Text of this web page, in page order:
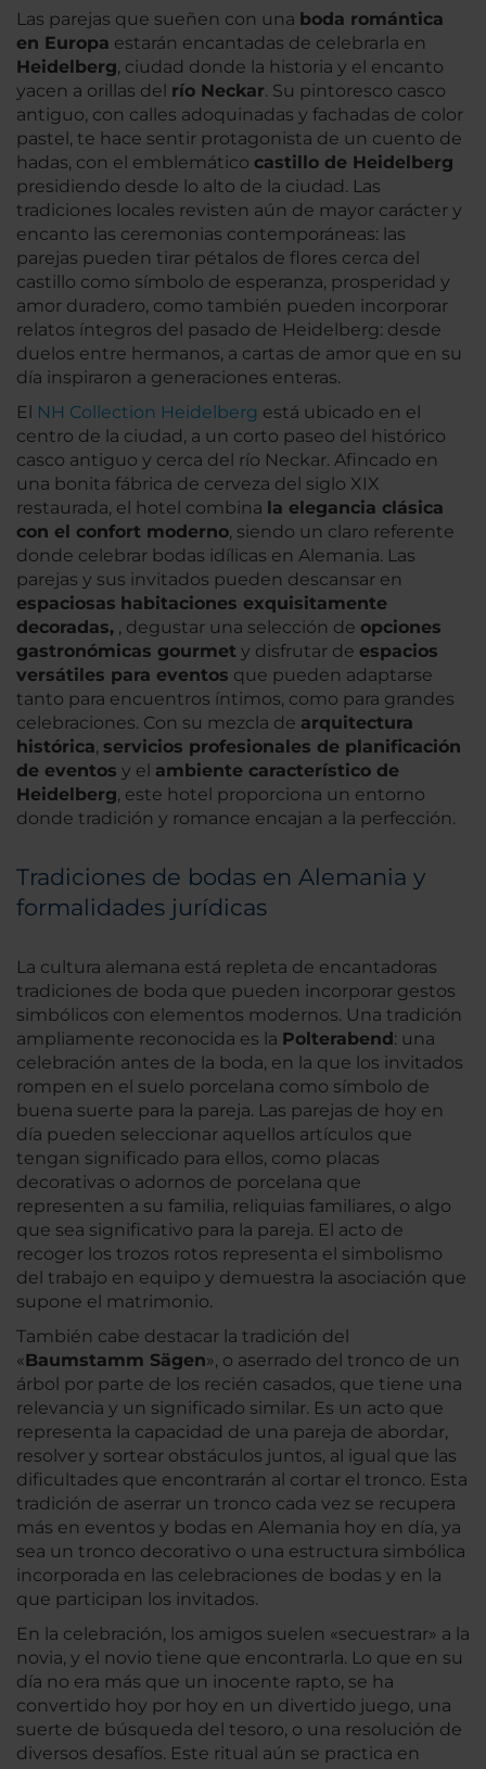
Las parejas que sueñen con una boda romántica
en Europa estarán encantadas de celebrarla en
Heidelberg, ciudad donde la historia y el encanto
yacen a orillas del río Neckar. Su pintoresco casco
antiguo, con calles adoquinadas y fachadas de color
pastel, te hace sentir protagonista de un cuento de
hadas, con el emblemático castillo de Heidelberg
presidiendo desde lo alto de la ciudad. Las
tradiciones locales revisten aún de mayor carácter y
encanto las ceremonias contemporáneas: las
parejas pueden tirar pétalos de flores cerca del
castillo como símbolo de esperanza, prosperidad y
amor duradero, como también pueden incorporar
relatos íntegros del pasado de Heidelberg: desde
duelos entre hermanos, a cartas de amor que en su
día inspiraron a generaciones enteras.
El NH Collection Heidelberg está ubicado en el
centro de la ciudad, a un corto paseo del histórico
casco antiguo y cerca del río Neckar. Afincado en
una bonita fábrica de cerveza del siglo XIX
restaurada, el hotel combina la elegancia clásica
con el confort moderno, siendo un claro referente
donde celebrar bodas idílicas en Alemania. Las
parejas y sus invitados pueden descansar en
espaciosas habitaciones exquisitamente
decoradas, , degustar una selección de opciones
gastronómicas gourmet y disfrutar de espacios
versátiles para eventos que pueden adaptarse
tanto para encuentros íntimos, como para grandes
celebraciones. Con su mezcla de arquitectura
histórica, servicios profesionales de planificación
de eventos y el ambiente característico de
Heidelberg, este hotel proporciona un entorno
donde tradición y romance encajan a la perfección.
Tradiciones de bodas en Alemania y
formalidades jurídicas
La cultura alemana está repleta de encantadoras
tradiciones de boda que pueden incorporar gestos
simbólicos con elementos modernos. Una tradición
ampliamente reconocida es la Polterabend : una
celebración antes de la boda, en la que los invitados
rompen en el suelo porcelana como símbolo de
buena suerte para la pareja. Las parejas de hoy en
día pueden seleccionar aquellos artículos que
tengan significado para ellos, como placas
decorativas o adornos de porcelana que
representen a su familia, reliquias familiares, o algo
que sea significativo para la pareja. El acto de
recoger los trozos rotos representa el simbolismo
del trabajo en equipo y demuestra la asociación que
supone el matrimonio.
También cabe destacar la tradición del
«Baumstamm Sägen», o aserrado del tronco de un
árbol por parte de los recién casados, que tiene una
relevancia y un significado similar. Es un acto que
representa la capacidad de una pareja de abordar,
resolver y sortear obstáculos juntos, al igual que las
dificultades que encontrarán al cortar el tronco. Esta
tradición de aserrar un tronco cada vez se recupera
más en eventos y bodas en Alemania hoy en día, ya
sea un tronco decorativo o una estructura simbólica
incorporada en las celebraciones de bodas y en la
que participan los invitados.
En la celebración, los amigos suelen «secuestrar» a la
novia, y el novio tiene que encontrarla. Lo que en su
día no era más que un inocente rapto, se ha
convertido hoy por hoy en un divertido juego, una
suerte de búsqueda del tesoro, o una resolución de
diversos desafíos. Este ritual aún se practica en